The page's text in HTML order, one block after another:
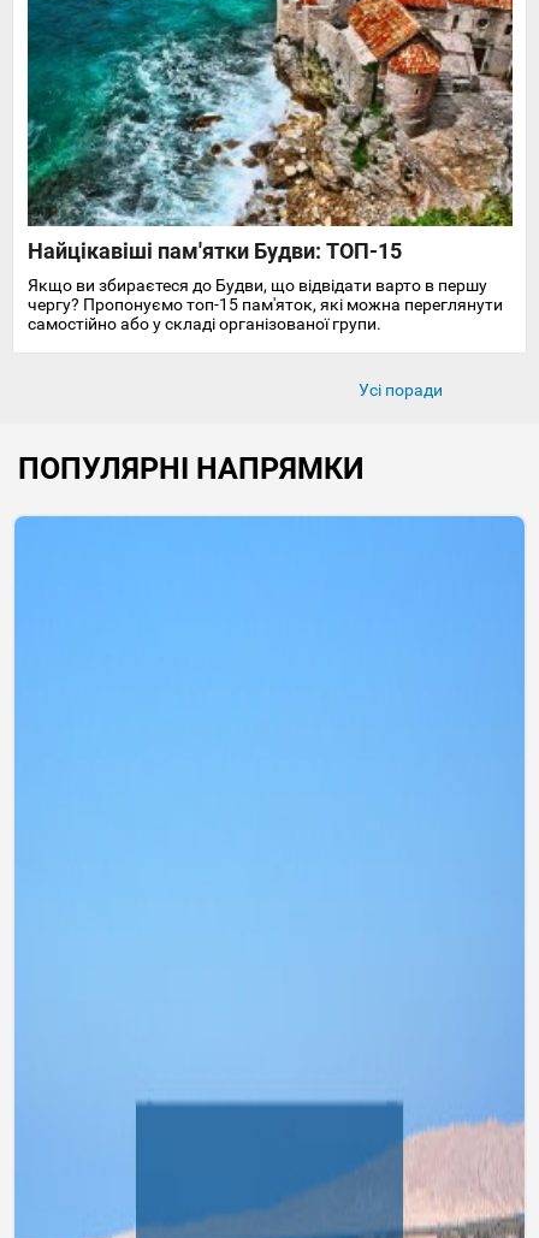
Найцікавіші пам'ятки Будви: ТОП-15
Якщо ви збираєтеся до Будви, що відвідати варто в першу
чергу? Пропонуємо топ-15 пам'яток, які можна переглянути
самостійно або у складі організованої групи.
Усі поради
ПОПУЛЯРНІ НАПРЯМКИ